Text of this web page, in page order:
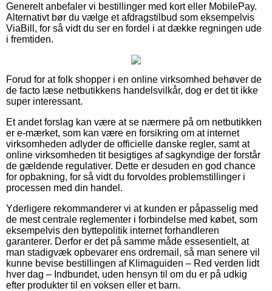
Generelt anbefaler vi bestillinger med kort eller MobilePay.
Alternativt bør du vælge et afdragstilbud som eksempelvis
ViaBill, for så vidt du ser en fordel i at dække regningen ude
i fremtiden.
Forud for at folk shopper i en online virksomhed behøver de
de facto læse netbutikkens handelsvilkår, dog er det tit ikke
super interessant.
Et andet forslag kan være at se nærmere på om netbutikken
er e-mærket, som kan være en forsikring om at internet
virksomheden adlyder de officielle danske regler, samt at
online virksomheden tit besigtiges af sagkyndige der forstår
de gældende regulativer. Dette er desuden en god chance
for opbakning, for så vidt du forvoldes problemstillinger i
processen med din handel.
Yderligere rekommanderer vi at kunden er påpasselig med
de mest centrale reglementer i forbindelse med købet, som
eksempelvis den byttepolitik internet forhandleren
garanterer. Derfor er det på samme måde essesentielt, at
man stadigvæk opbevarer ens ordremail, så man senere vil
kunne bevise bestillingen af Klimaguiden – Red verden lidt
hver dag – Indbundet, uden hensyn til om du er på udkig
efter produkter til en voksen eller et barn.